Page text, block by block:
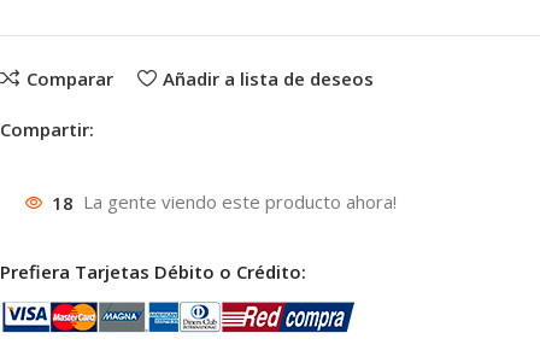
Comparar Añadir a lista de deseos
Compartir:
18 La gente viendo este producto ahora!
Prefiera Tarjetas Débito o Crédito: